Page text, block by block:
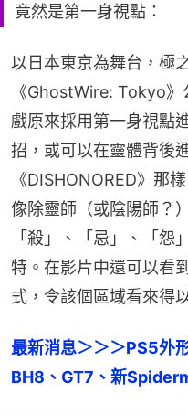
竟然是第一身視點：
以日本東京為舞台，極
《GhostWire: Tokyo
戲原來採用第一身視點
招，或可以在靈體背後
《DISHONORED》那
像除靈師（或陰陽師？
「殺」、「忌」、「怨
特。在影片中還可以看
式，令該個區域看來得
最新消息＞＞＞PS5外
BH8、GT7、新